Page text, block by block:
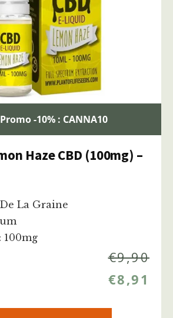
-10% : CANNA10
Haze CBD (100mg) –
La Graine
100mg
€9,90
€8,91